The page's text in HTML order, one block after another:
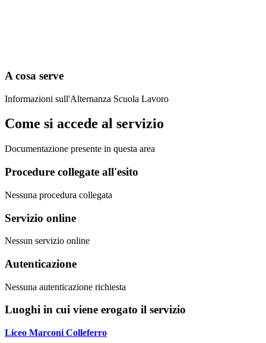
A cosa serve
Informazioni sull'Alternanza Scuola Lavoro
Come si accede al servizio
Documentazione presente in questa area
Procedure collegate all'esito
Nessuna procedura collegata
Servizio online
Nessun servizio online
Autenticazione
Nessuna autenticazione richiesta
Luoghi in cui viene erogato il servizio
Liceo Marconi Colleferro